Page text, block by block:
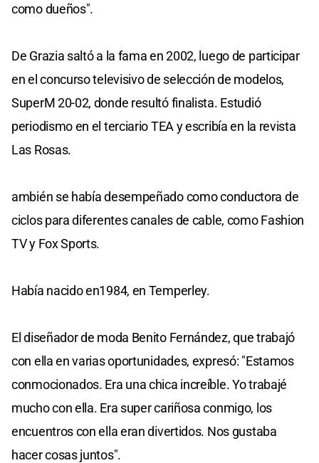
como dueños".
De Grazia saltó a la fama en 2002, luego de participar
en el concurso televisivo de selección de modelos,
SuperM 20-02, donde resultó finalista. Estudió
periodismo en el terciario TEA y escribía en la revista
Las Rosas.
ambién se había desempeñado como conductora de
ciclos para diferentes canales de cable, como Fashion
TV y Fox Sports.
Había nacido en1984, en Temperley.
El diseñador de moda Benito Fernández, que trabajó
con ella en varias oportunidades, expresó: "Estamos
conmocionados. Era una chica increíble. Yo trabajé
mucho con ella. Era super cariñosa conmigo, los
encuentros con ella eran divertidos. Nos gustaba
hacer cosas juntos".